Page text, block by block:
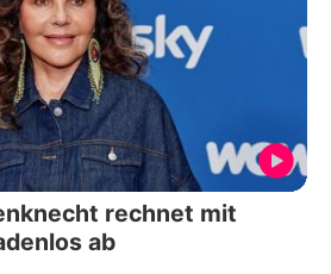
rechnet mit
ab